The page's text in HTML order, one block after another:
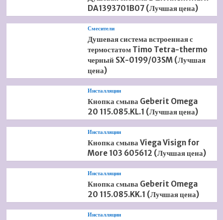
DA1393701B07 (Лучшая цена)
Смесители
Душевая система встроенная с
термостатом Timo Tetra-thermo
черный SX-0199/03SM (Лучшая
цена)
Инсталляции
Кнопка смыва Geberit Omega
20 115.085.KL.1 (Лучшая цена)
Инсталляции
Кнопка смыва Viega Visign for
More 103 605612 (Лучшая цена)
Инсталляции
Кнопка смыва Geberit Omega
20 115.085.KK.1 (Лучшая цена)
Инсталляции